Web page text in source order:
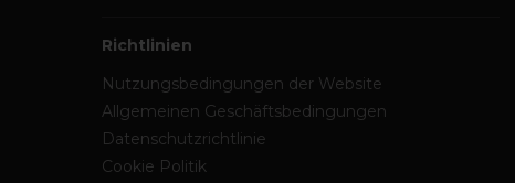
Richtlinien
Nutzungsbedingungen der Website
Allgemeinen Geschäftsbedingungen
Datenschutzrichtlinie
Cookie Politik